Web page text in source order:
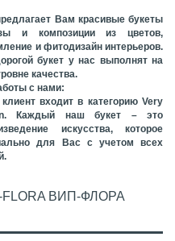
Вам красивые букеты
и композиции из цветов,
и фитодизайн интерьеров.
букет у нас выполнят на
качества.
с нами:
входит в категорию Very
Каждый наш букет – это
искусства, которое
для Вас с учетом всех
ВИП-ФЛОРА